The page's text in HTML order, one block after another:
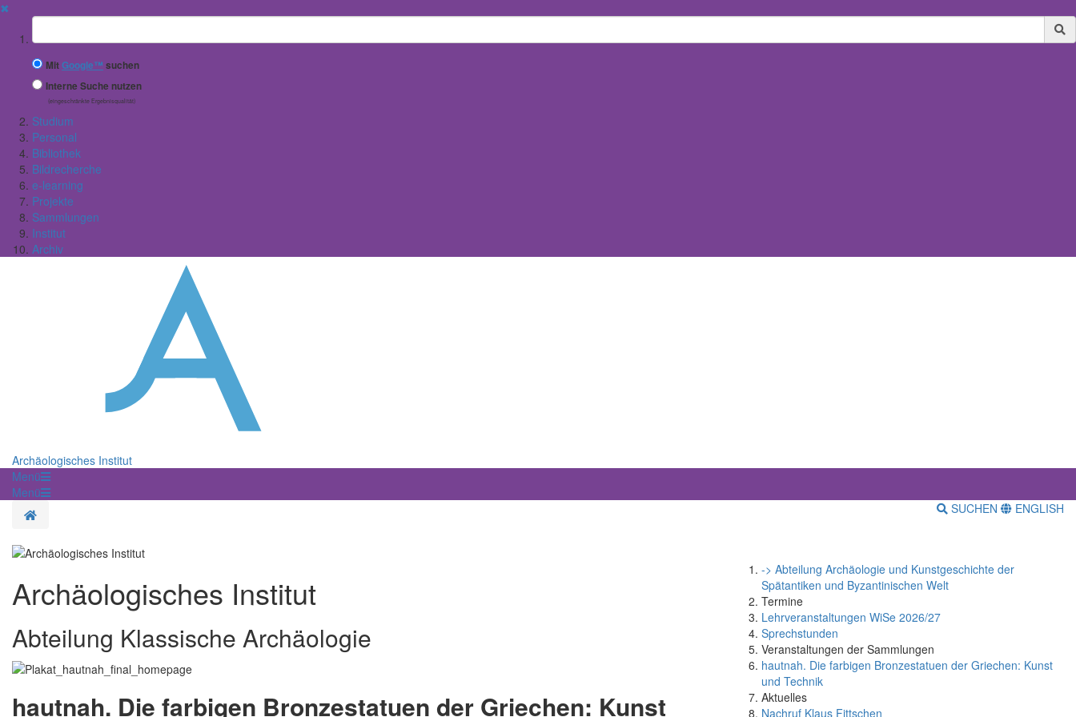
✖
Suchbegriff
MitGoogle™ suchen
Interne Suche nutzen
(eingeschränkte Ergebnisqualität)
Studium
Personal
Bibliothek
Bildrecherche
e-learning
Projekte
Sammlungen
Institut
Archiv
Archäologisches Institut
Menü
Menü
Startseite
SUCHEN ENGLISH
Archäologisches Institut
Abteilung Klassische Archäologie
hautnah. Die farbigen Bronzestatuen der Griechen: Kunst
-> Abteilung Archäologie und Kunstgeschichte der
Spätantiken und Byzantinischen Welt
Termine
Lehrveranstaltungen WiSe 2026/27
Sprechstunden
Veranstaltungen der Sammlungen
hautnah. Die farbigen Bronzestatuen der Griechen: Kunst
und Technik
Aktuelles
Nachruf Klaus Fittschen